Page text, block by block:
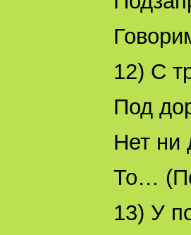
12) С
Под
Нет ни
То…
13) У